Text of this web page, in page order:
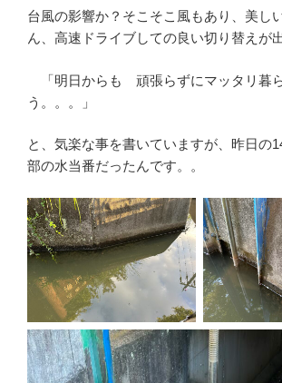
台風の影響か？そこそこ風もあり、美し
ん、高速ドライブしての良い切り替えが
「明日からも 頑張らずにマッタリ暮
う。。。」
と、気楽な事を書いていますが、昨日の
部の水当番だったんです。。